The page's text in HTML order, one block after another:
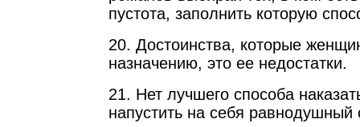
пустота, заполнить которую
20. Достоинства, которые
назначению, это ее недостатки.
21. Нет лучшего способа
напустить на себя